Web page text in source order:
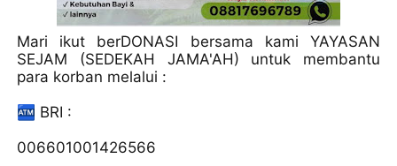
Mari ikut berDONASI bersama kami YAYASAN
SEJAM (SEDEKAH JAMA'AH) untuk membantu
para korban melalui :
🏧 BRI :
006601001426566